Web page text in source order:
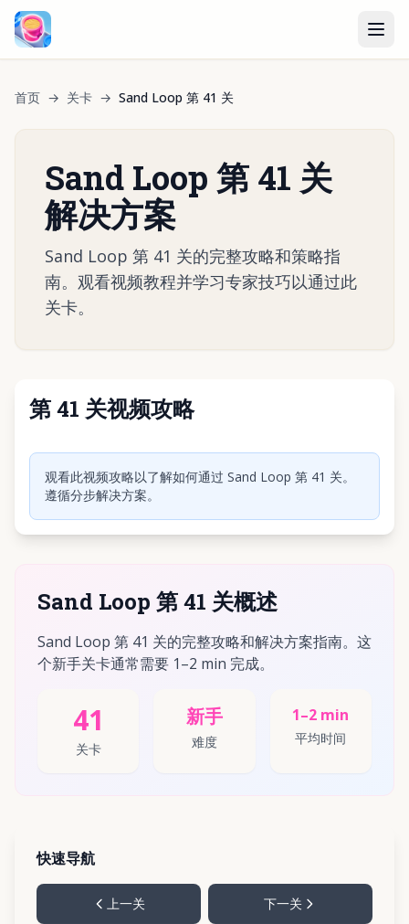
首页 → 关卡 → Sand Loop 第 41 关
Sand Loop 第 41 关
解决方案
Sand Loop 第 41 关的完整攻略和策略指
南。观看视频教程并学习专家技巧以通过此
关卡。
第 41 关视频攻略点击播放视频
观看此视频攻略以了解如何通过 Sand Loop 第 41 关。
遵循分步解决方案。
Sand Loop 第 41 关概述
Sand Loop 第 41 关的完整攻略和解决方案指南。这
个新手关卡通常需要 1–2 min 完成。
41
关卡
新手
难度
1–2 min
平均时间
快速导航
上一关 下一关